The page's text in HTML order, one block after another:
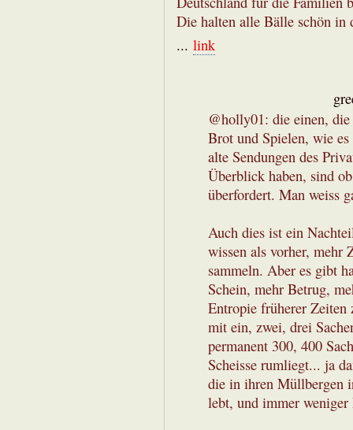
Die halten alle Bälle schön
... link
@holly01: die einen,
Brot und Spielen, wie
alte Sendungen des
Überblick haben, sind
überfordert. Man weiss
Auch dies ist ein
wissen als vorher, mehr
sammeln. Aber es gibt
Schein, mehr Betrug,
Entropie früherer Zeiten
mit ein, zwei, drei
permanent 300, 400
Scheisse rumliegt... ja
die in ihren Müllbergen
lebt, und immer weniger